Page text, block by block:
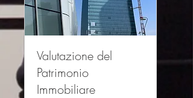
Valutazione del
Patrimonio
Immobiliare